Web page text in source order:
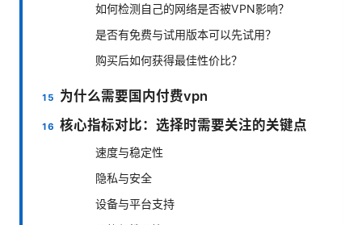
如何检测自己的网络是否被VPN影响？
是否有免费与试用版本可以先试用？
购买后如何获得最佳性价比？
为什么需要国内付费vpn
核心指标对比：选择时需要关注的关键点
速度与稳定性
隐私与安全
设备与平台支持